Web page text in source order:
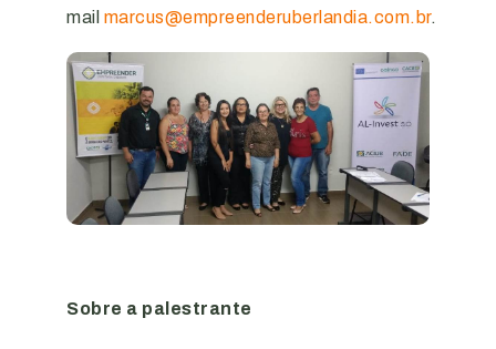
mail marcus@empreenderuberlandia.com.br.
Sobre a palestrante